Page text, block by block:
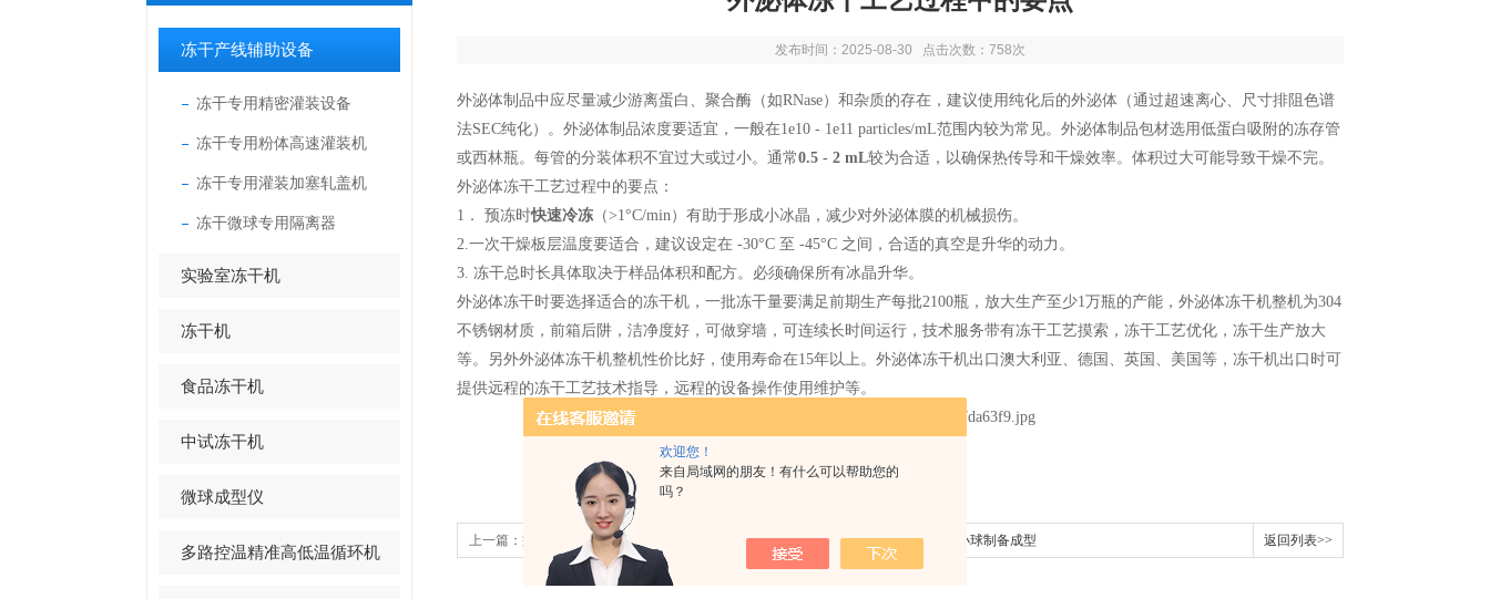
欢迎您！
来自局域网的朋友！有什么可以帮助您的
吗？
冻干产线辅助设备
冻干专用精密灌装设备
冻干专用粉体高速灌装机
冻干专用灌装加塞轧盖机
冻干微球专用隔离器
实验室冻干机
冻干机
食品冻干机
中试冻干机
微球成型仪
多路控温精准高低温循环机
发布时间：2025-08-30 点击次数：758次
外泌体制品中应尽量减少游离蛋白、聚合酶（如RNase）和杂质的存在，建议使用纯化后的外泌体（通过超速离心、尺寸排阻色谱
法SEC纯化）。外泌体制品浓度要适宜，一般在1e10 - 1e11 particles/mL范围内较为常见。外泌体制品包材选用低蛋白吸附的冻存管
或西林瓶。每管的分装体积不宜过大或过小。通常0.5 - 2 mL较为合适，以确保热传导和干燥效率。体积过大可能导致干燥不完。
外泌体冻干工艺过程中的要点：
1． 预冻时快速冷冻 （>1°C/min）有助于形成小冰晶，减少对外泌体膜的机械损伤。
2.一次干燥板层温度要适合，建议设定在 -30°C 至 -45°C 之间，合适的真空是升华的动力。
3. 冻干总时长具体取决于样品体积和配方。必须确保所有冰晶升华。
外泌体冻干时要选择适合的冻干机，一批冻干量要满足前期生产每批2100瓶，放大生产至少1万瓶的产能，外泌体冻干机整机为304
不锈钢材质，前箱后阱，洁净度好，可做穿墙，可连续长时间运行，技术服务带有冻干工艺摸索，冻干工艺优化，冻干生产放大
等。另外外泌体冻干机整机性价比好，使用寿命在15年以上。外泌体冻干机出口澳大利亚、德国、英国、美国等，冻干机出口时可
提供远程的冻干工艺技术指导，远程的设备操作使用维护等。
上一篇： 益生菌微球批量生产整体方案 下一篇：海藻酸钠溶液小球制备成型 返回列表>>